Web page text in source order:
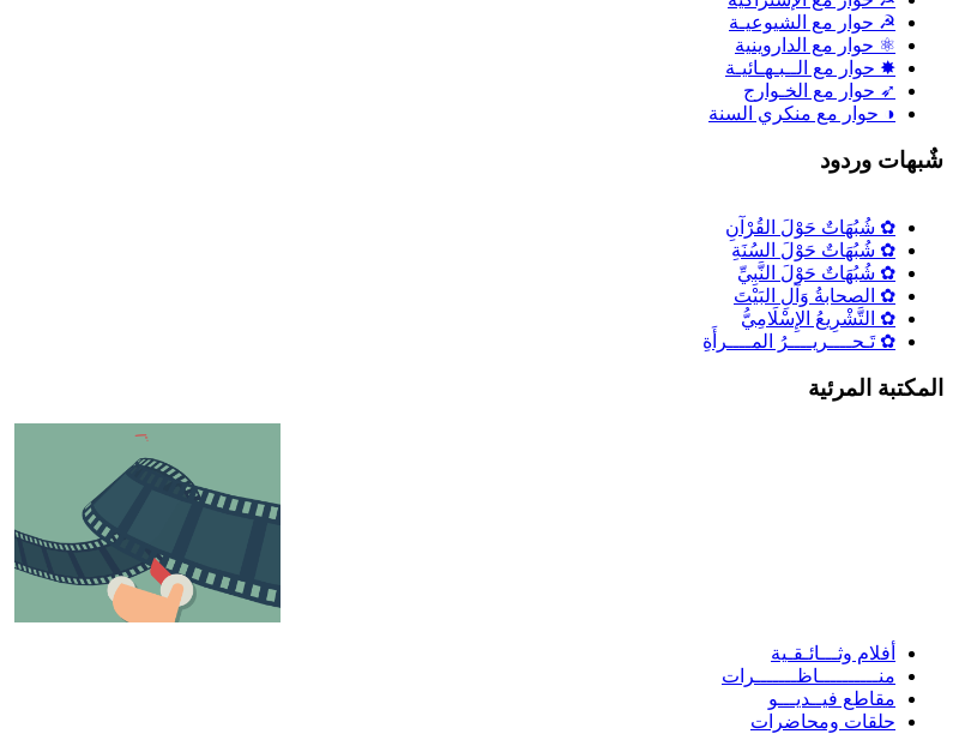
☭ حوار مع الشيوعيـة
⚛ حوار مع الداروينية
✸ حوار مع الــبـهـائيـة
➶ حوار مع الخـوارج
◑ حوار مع منكري السنة
شٌبهات وردود
✿ شُبُهَاتٌ حَوْلَ القُرْآنِ
✿ شُبُهَاتٌ حَوْلَ السُنَةِ
✿ شُبُهَاتٌ حَوْلَ النَّبِيِّ
✿ الصحابةُ وَآلِ البَيْتَ
✿ التَّشْرِيعُ الإِسْلَامِيُّ
✿ تَـحــــريــــرُ المــــرأَةِ
المكتبة المرئية
أفلام وثـــائـقـية
منــــــــــاظـــــــرات
مقاطع فيــديـــو
حلقات ومحاضرات